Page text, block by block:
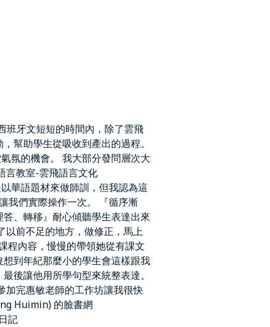
牙文短短的時間內，除了雲飛
幫助學生從吸收到產出的過程。
氛的機會。 我大部分發問層次大
言教室-雲飛語言文化
華語題材來做師訓，但我認為這
我們實際操作一次。 『循序漸
、轉移』耐心傾聽學生表達出來
以前不足的地方，做修正，馬上
程內容，慢慢的帶領她從有課文
到年紀那麼小的學生會這樣跟我
後讓他用所學句型來統整表達。
加完惠敏老師的工作坊讓我很快
Huimin) 的臉書網
記